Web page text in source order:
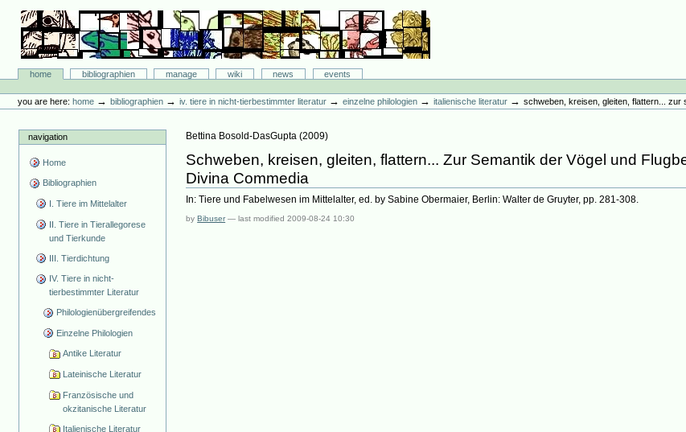
content.
navigation
Bibliographie-Portal
Sectionshome bibliographien manage wiki news
events
tools
you are here: home →bibliographien →iv. tiere in nicht-tierbestimmter literatur →einzelne philologien →italienische literatur →schweben, kreisen, gleiten, flattern... zur
navigation
Home
Bibliographien
I. Tiere im Mittelalter
II. Tiere in Tierallegorese
und Tierkunde
III. Tierdichtung
IV. Tiere in nicht-
tierbestimmter Literatur
Philologienübergreifendes
Einzelne Philologien
Antike Literatur
Lateinische Literatur
Französische und
okzitanische Literatur
Italienische Literatur
Bettina Bosold-DasGupta (2009)
Schweben, kreisen, gleiten, flattern... Zur Semantik der Vögel und
Divina Commedia
In: Tiere und Fabelwesen im Mittelalter, ed. by Sabine Obermaier, Berlin: Walter de Gruyter, pp. 281-308.
byBibuser —last modified2009-08-24 10:30